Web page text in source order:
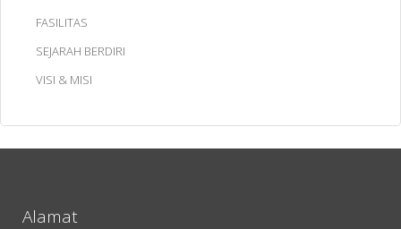
FASILITAS
SEJARAH BERDIRI
VISI & MISI
Alamat